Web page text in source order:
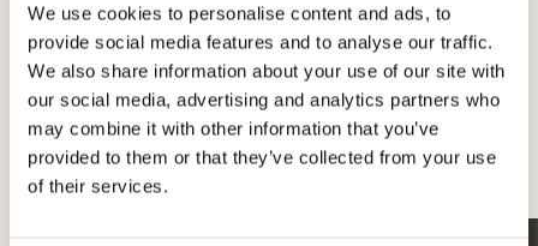
We use cookies to personalise content and ads, to
provide social media features and to analyse our traffic.
We also share information about your use of our site with
our social media, advertising and analytics partners who
may combine it with other information that you’ve
provided to them or that they’ve collected from your use
of their services.
Buchen Sie Ihren Besuch